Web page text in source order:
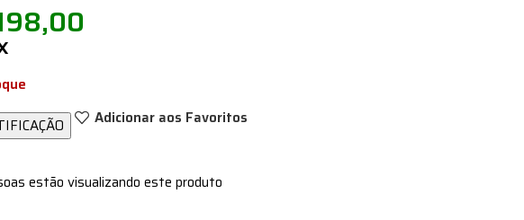
Adicionar aos Favoritos
estão visualizando este produto